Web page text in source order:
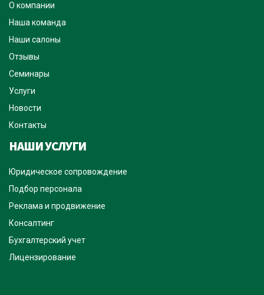
О компании
Наша команда
Наши салоны
Отзывы
Семинары
Услуги
Новости
Контакты
НАШИ УСЛУГИ
Юридическое сопровождение
Подбор персонала
Реклама и продвижение
Консалтинг
Бухгалтерский учет
Лицензирование